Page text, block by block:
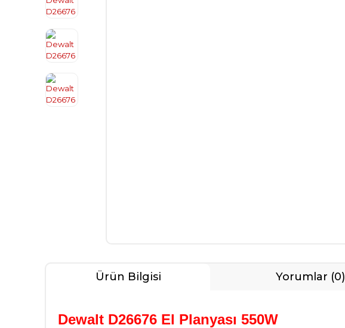
Ürün Bilgisi Yorumlar (0)
Dewalt D26676 El Planyası 550W